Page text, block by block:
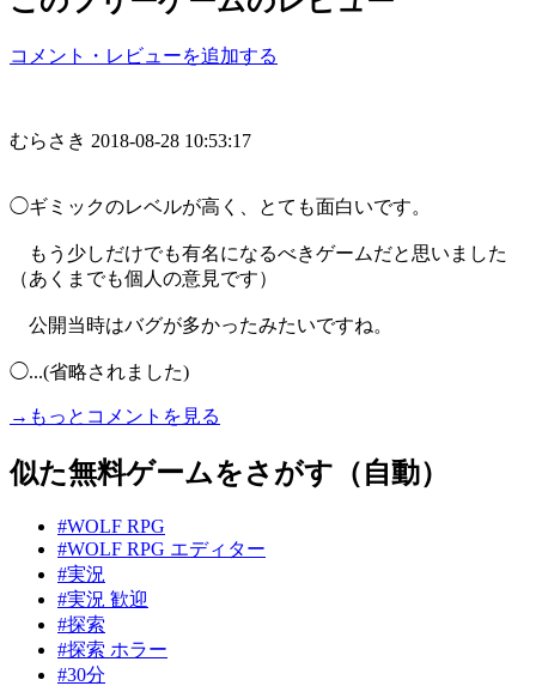
コメント・レビューを追加する
むらさき 2018-08-28 10:53:17
◯ギミックのレベルが高く、とても面白いです。
もう少しだけでも有名になるべきゲームだと思いました
（あくまでも個人の意見です）
公開当時はバグが多かったみたいですね。
◯...(省略されました)
→もっとコメントを見る
似た無料ゲームをさがす（自動）
#WOLF RPG
#WOLF RPG エディター
#実況
#実況 歓迎
#探索
#探索 ホラー
#30分